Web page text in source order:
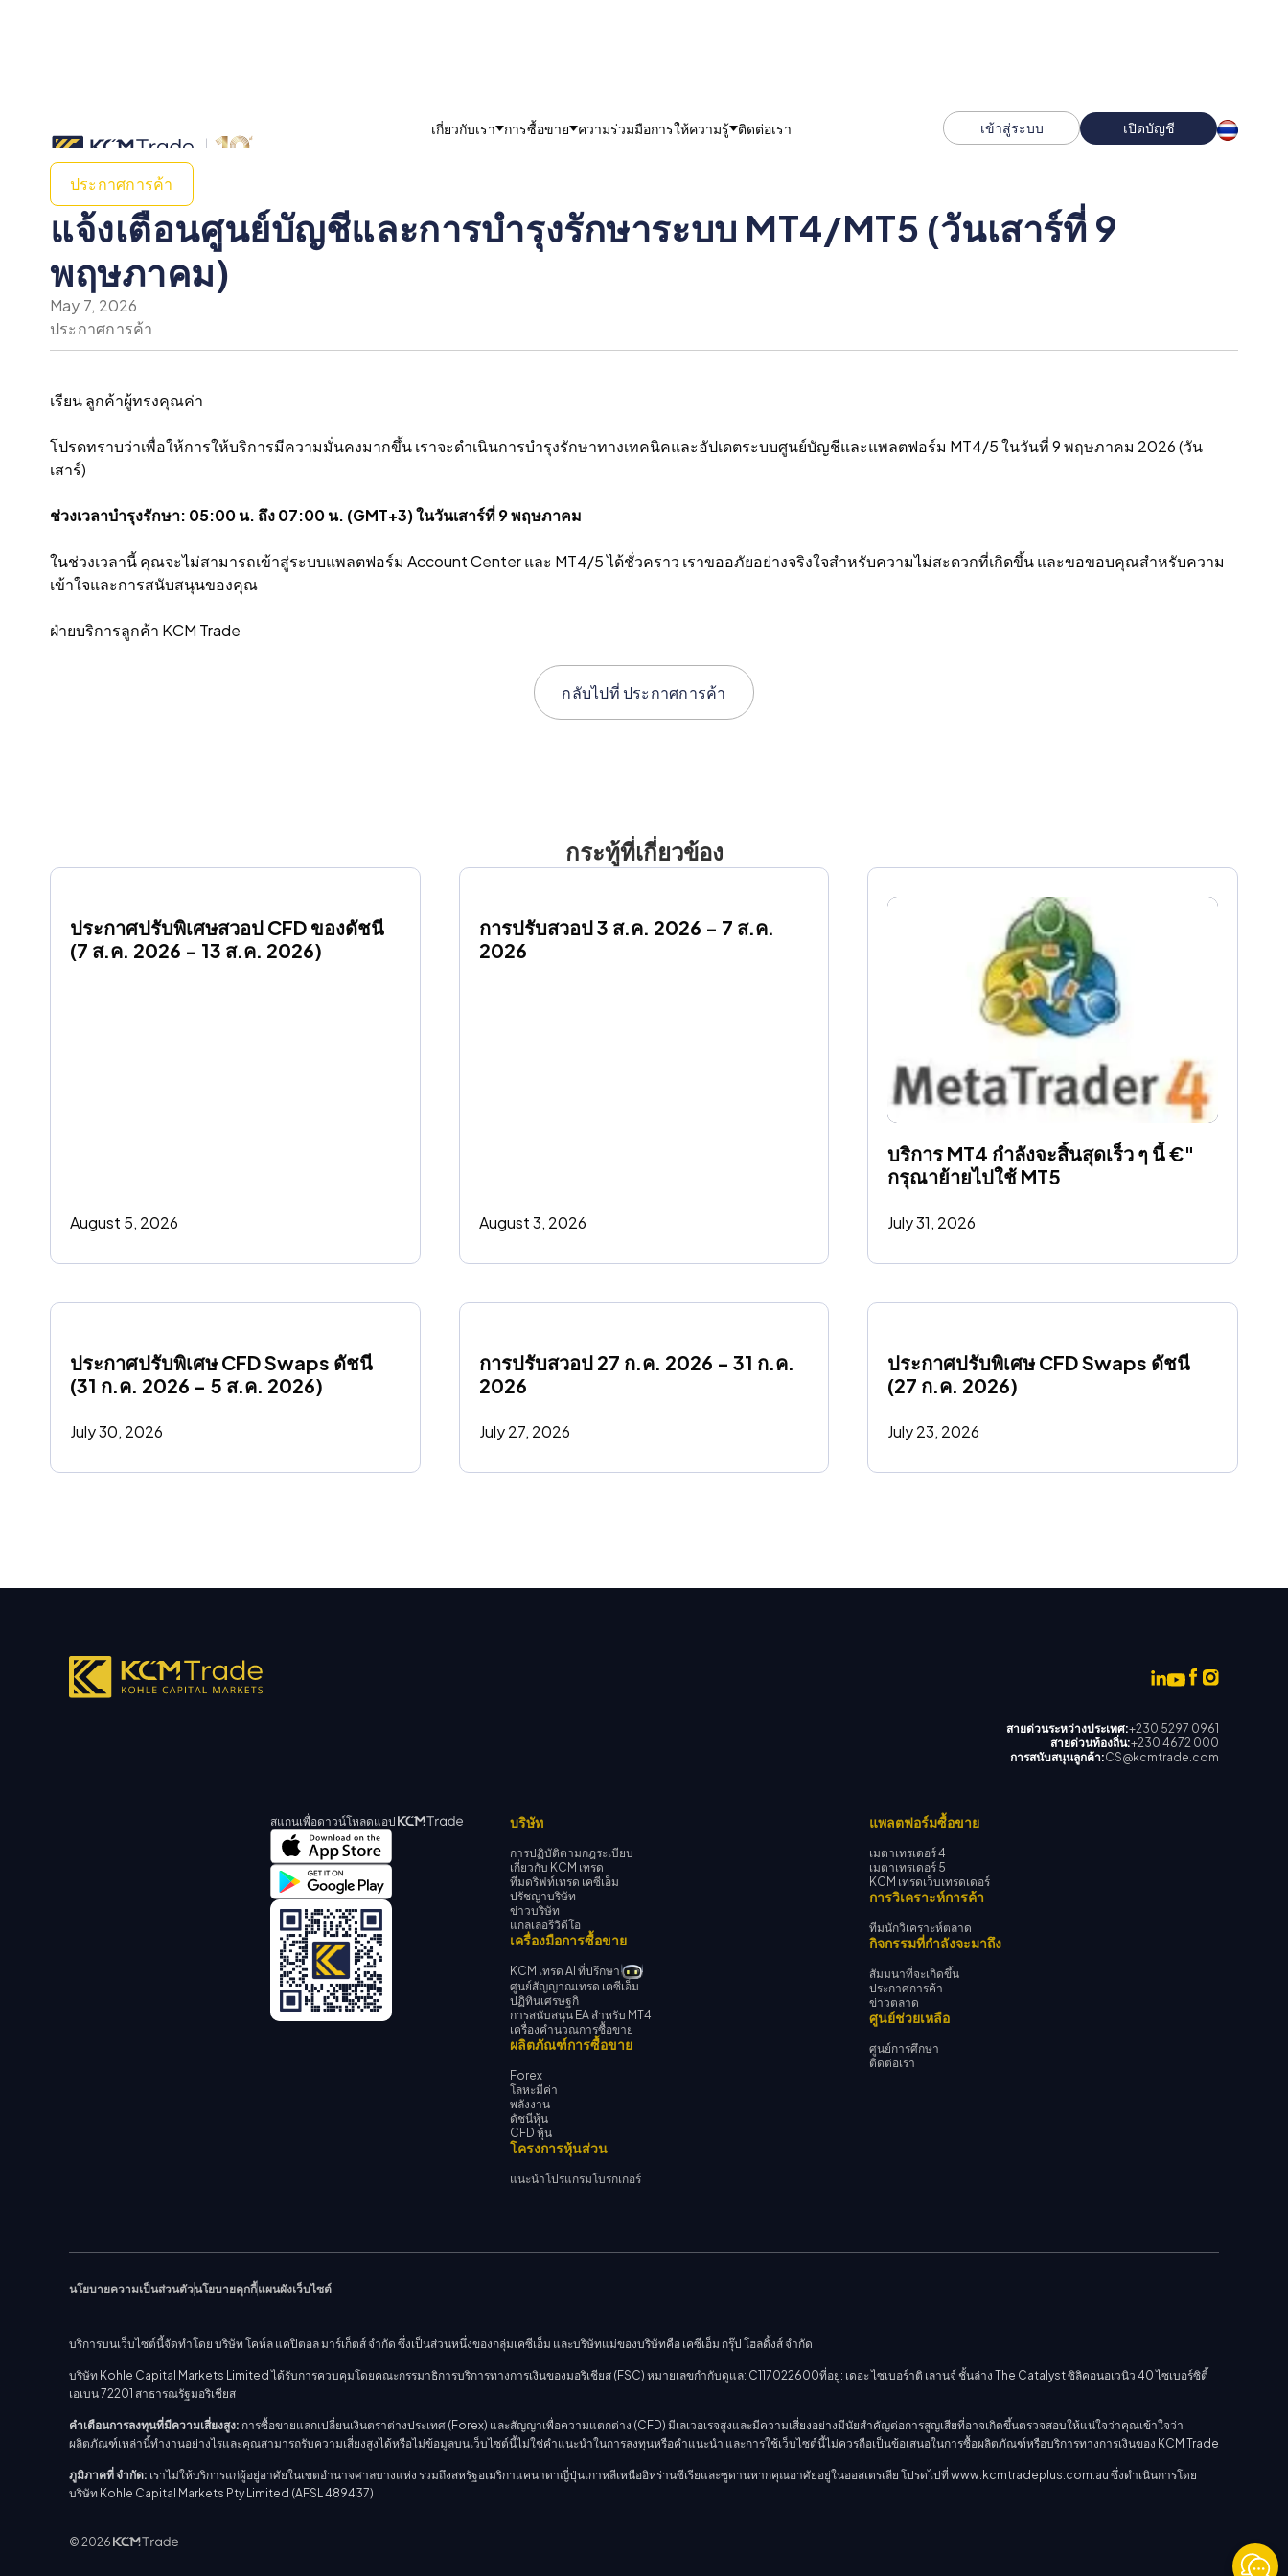
เกี่ยวกับเรา การซื้อขาย ความร่วมมือการให้ความรู้ ติดต่อเรา เข้าสู่ระบบ เปิดบัญชี
ประกาศการค้า
แจ้งเตือนศูนย์บัญชีและการบํารุงรักษาระบบ MT4/MT5 (วันเสาร์ที่ 9
พฤษภาคม)
May 7, 2026
ประกาศการค้า
เรียน ลูกค้าผู้ทรงคุณค่า
โปรดทราบว่าเพื่อให้การให้บริการมีความมั่นคงมากขึ้น เราจะดําเนินการบํารุงรักษาทางเทคนิคและอัปเดตระบบศูนย์บัญชีและแพลตฟอร์ม MT4/5 ในวันที่ 9 พฤษภาคม 2026 (วัน
เสาร์)
ช่วงเวลาบํารุงรักษา: 05:00 น. ถึง 07:00 น. (GMT+3) ในวันเสาร์ที่ 9 พฤษภาคม
ในช่วงเวลานี้ คุณจะไม่สามารถเข้าสู่ระบบแพลตฟอร์ม Account Center และ MT4/5 ได้ชั่วคราว เราขออภัยอย่างจริงใจสําหรับความไม่สะดวกที่เกิดขึ้น และขอขอบคุณสําหรับความ
เข้าใจและการสนับสนุนของคุณ
ฝ่ายบริการลูกค้า KCM Trade
กลับไปที่ประกาศการค้า
กระทู้ที่เกี่ยวข้อง
ประกาศปรับพิเศษสวอป CFD ของดัชนี
(7 ส.ค. 2026 - 13 ส.ค. 2026)
August 5, 2026
การปรับสวอป 3 ส.ค. 2026 - 7 ส.ค.
2026
August 3, 2026
บริการ MT4 กําลังจะสิ้นสุดเร็ว ๆ นี้ €"
กรุณาย้ายไปใช้ MT5
July 31, 2026
ประกาศปรับพิเศษ CFD Swaps ดัชนี
(31 ก.ค. 2026 - 5 ส.ค. 2026)
July 30, 2026
การปรับสวอป 27 ก.ค. 2026 - 31 ก.ค.
2026
July 27, 2026
ประกาศปรับพิเศษ CFD Swaps ดัชนี
(27 ก.ค. 2026)
July 23, 2026
สายด่วนระหว่างประเทศ:+230 5297 0961
สายด่วนท้องถิ่น:+230 4672 000
การสนับสนุนลูกค้า:CS@kcmtrade.com
สแกนเพื่อดาวน์โหลดแอป บริษัท
การปฏิบัติตามกฎระเบียบ
เกี่ยวกับ KCM เทรด
ทีมดริฟท์เทรด เคซีเอ็ม
ปรัชญาบริษัท
ข่าวบริษัท
แกลเลอรีวิดีโอ
เครื่องมือการซื้อขาย
KCM เทรด AI ที่ปรึกษา
ศูนย์สัญญาณเทรด เคซีเอ็ม
ปฏิทินเศรษฐกิ
การสนับสนุน EA สำหรับ MT4
เครื่องคำนวณการซื้อขาย
ผลิตภัณฑ์การซื้อขาย
Forex
โลหะมีค่า
พลังงาน
ดัชนีหุ้น
CFD หุ้น
โครงการหุ้นส่วน
แนะนำโปรแกรมโบรกเกอร์
แพลตฟอร์มซื้อขาย
เมตาเทรเดอร์ 4
เมตาเทรเดอร์ 5
KCM เทรดเว็บเทรดเดอร์
การวิเคราะห์การค้า
ทีมนักวิเคราะห์ตลาด
กิจกรรมที่กำลังจะมาถึง
สัมมนาที่จะเกิดขึ้น
ประกาศการค้า
ข่าวตลาด
ศูนย์ช่วยเหลือ
ศูนย์การศึกษา
ติดต่อเรา
นโยบายความเป็นส่วนตัวนโยบายคุกกี้แผนผังเว็บไซต์
บริการบนเว็บไซต์นี้จัดทำโดย บริษัท โคห์ล แคปิตอล มาร์เก็ตส์ จำกัด ซึ่งเป็นส่วนหนึ่งของกลุ่มเคซีเอ็ม และบริษัทแม่ของบริษัทคือ เคซีเอ็ม กรุ๊ป โฮลดิ้งส์ จำกัด
บริษัท Kohle Capital Markets Limited ได้รับการควบคุมโดยคณะกรรมาธิการบริการทางการเงินของมอริเชียส (FSC) หมายเลขกำกับดูแล: C117022600ที่อยู่: เดอะ ไซเบอร์าติ เลานจ์ ชั้นล่าง The Catalyst ซิลิคอนอเวนิว 40 ไซเบอร์ซิตี้
เอเบน 72201 สาธารณรัฐมอริเชียส
คำเตือนการลงทุนที่มีความเสี่ยงสูง: การซื้อขายแลกเปลี่ยนเงินตราต่างประเทศ (Forex) และสัญญาเพื่อความแตกต่าง (CFD) มีเลเวอเรจสูงและมีความเสี่ยงอย่างมีนัยสำคัญต่อการสูญเสียที่อาจเกิดขึ้นตรวจสอบให้แน่ใจว่าคุณเข้าใจว่า
ผลิตภัณฑ์เหล่านี้ทำงานอย่างไรและคุณสามารถรับความเสี่ยงสูงได้หรือไม่ข้อมูลบนเว็บไซต์นี้ไม่ใช่คำแนะนำในการลงทุนหรือคำแนะนำ และการใช้เว็บไซต์นี้ไม่ควรถือเป็นข้อเสนอในการซื้อผลิตภัณฑ์หรือบริการทางการเงินของ KCM Trade
ภูมิภาคที่ จำกัด: เราไม่ให้บริการแก่ผู้อยู่อาศัยในเขตอำนาจศาลบางแห่ง รวมถึงสหรัฐอเมริกาแคนาดาญี่ปุ่นเกาหลีเหนืออิหร่านซีเรียและซูดานหากคุณอาศัยอยู่ในออสเตรเลีย โปรดไปที่ www.kcmtradeplus.com.au ซึ่งดำเนินการโดย
บริษัท Kohle Capital Markets Pty Limited (AFSL 489437)
© 2026